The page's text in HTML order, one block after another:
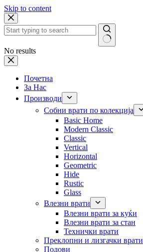
Skip to content
No results
Почетна
За Нас
Производи
Собни врати по колекција
Basic Home
Modern Classic
Classic
Vertical
Horizontal
Geometric
Hide
Rustic
Glass
Влезни врати
Влезни врати за куќи
Влезни врати за стан
Технички врати
Преклопни и лизгачки врати
Подови